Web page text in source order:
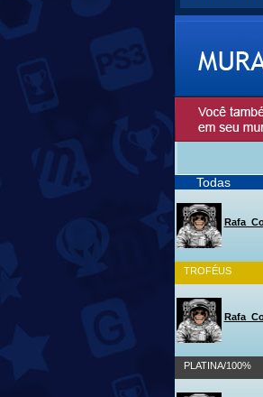
Todas
TROFÉUS
PLATINA/100%